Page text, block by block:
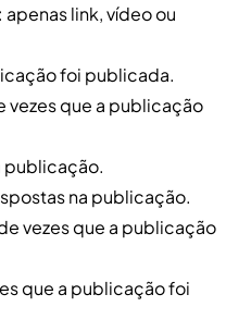
link, vídeo ou
foi publicada.
vezes que a publicação
publicação.
na publicação.
vezes que a publicação
que a publicação foi